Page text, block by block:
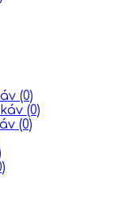
(0)
(0)
(0)